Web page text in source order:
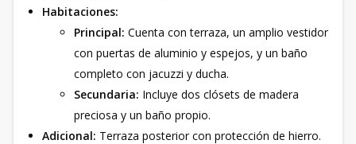
Habitaciones:
Principal: Cuenta con terraza, un amplio vestidor
con puertas de aluminio y espejos, y un baño
completo con jacuzzi y ducha.
Secundaria: Incluye dos clósets de madera
preciosa y un baño propio.
Adicional: Terraza posterior con protección de hierro.